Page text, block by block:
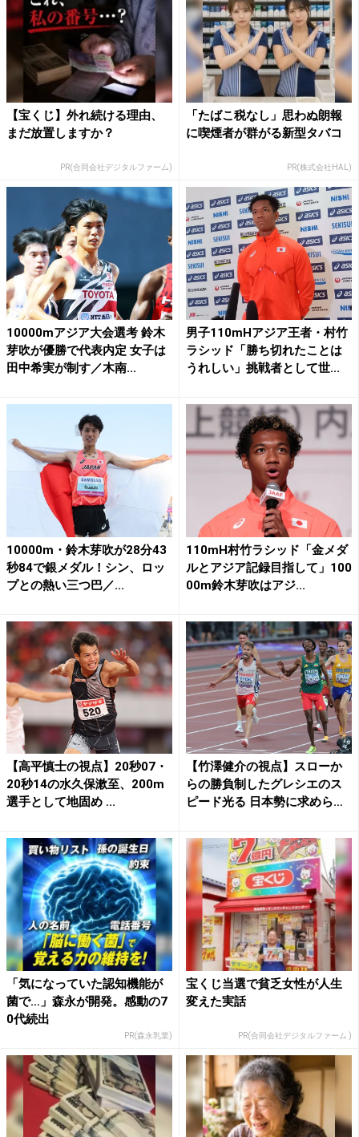
【宝くじ】外れ続ける理由、
まだ放置しますか？
PR(合同会社デジタルファーム)
「たばこ税なし」思わぬ朗報
に喫煙者が群がる新型タバコ
PR(株式会社HAL)
10000mアジア大会選考 鈴木
芽吹が優勝で代表内定 女子は
田中希実が制す／木南...
男子110mHアジア王者・村竹
ラシッド「勝ち切れたことは
うれしい」挑戦者として世...
10000m・鈴木芽吹が28分43
秒84で銀メダル！シン、ロッ
プとの熱い三つ巴／...
110mH村竹ラシッド「金メダ
ルとアジア記録目指して」100
00m鈴木芽吹はアジ...
【高平慎士の視点】20秒07・
20秒14の水久保漱至、200m
選手として地固め ...
【竹澤健介の視点】スローか
らの勝負制したグレシエのス
ピード光る 日本勢に求めら
「気になっていた認知機能が
菌で…」森永が開発。感動の7
0代続出
PR(森永乳業)
宝くじ当選で貧乏女性が人生
変えた実話
PR(合同会社デジタルファーム )